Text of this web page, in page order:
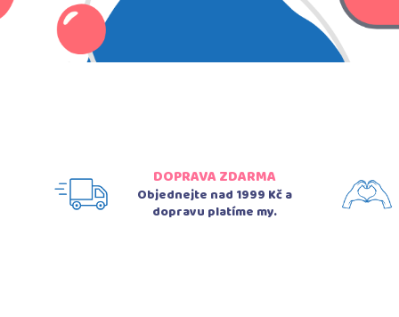
DOPRAVA ZDARMA
Objednejte nad 1999 Kč a
dopravu platíme my.